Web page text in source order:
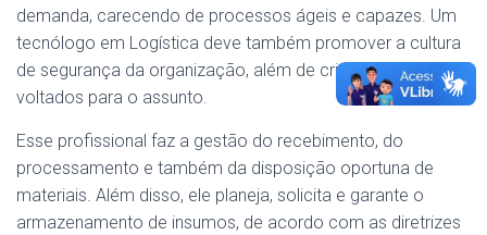
demanda, carecendo de processos ágeis e capazes. Um
tecnólogo em Logística deve também promover a cultura
de segurança da organização, além de criar treinos
voltados para o assunto.
Esse profissional faz a gestão do recebimento, do
processamento e também da disposição oportuna de
materiais. Além disso, ele planeja, solicita e garante o
armazenamento de insumos, de acordo com as diretrizes